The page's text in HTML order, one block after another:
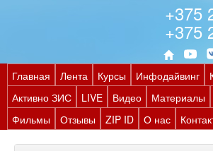
+375
+375
Главная Лента Курсы Инфодайвинг
Активно ЗИС
LIVE Видео Материалы
Фильмы
Отзывы ZIP ID О нас